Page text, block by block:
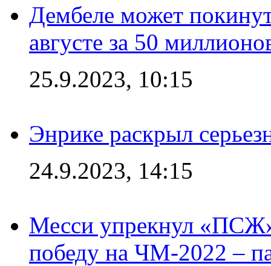
Дембеле может
августе за 50
25.9.2023, 10:15
Энрике раскрыл
24.9.2023, 14:15
Месси упрекнул «ПСЖ»
победу на ЧМ-2022 –